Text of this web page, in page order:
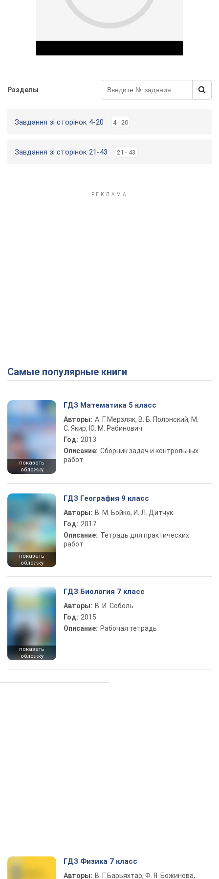
Play Video
Разделы
Завдання зі сторінок 4-20 4 - 20
Завдання зі сторінок 21-43 21 - 43
Самые популярные книги
показать
обложку
ГДЗ Математика 5 класс
Авторы: А. Г. Мерзляк, В. Б. Полонский, М.
С. Якир, Ю. М. Рабинович
Год: 2013
Описание: Сборник задач и контрольных
работ
показать
обложку
ГДЗ География 9 класс
Авторы: В. М. Бойко, И. Л. Дитчук
Год: 2017
Описание: Тетрадь для практических
работ
показать
обложку
ГДЗ Биология 7 класс
Авторы: В. И. Соболь
Год: 2015
Описание: Рабочая тетрадь
ГДЗ Физика 7 класс
Авторы: В. Г. Барьяхтар, Ф. Я. Божинова,